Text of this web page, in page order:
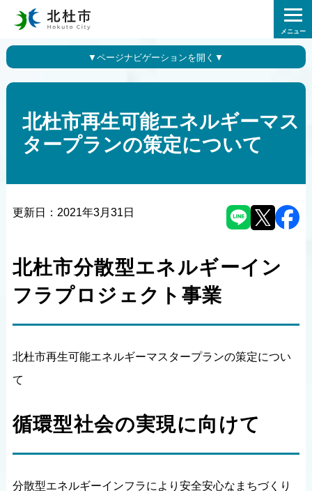
メニュー
北杜市再生可能エネルギーマス
タープランの策定について
更新日： 2021年3月31日
北杜市分散型エネルギーイン
フラプロジェクト事業
北杜市再生可能エネルギーマスタープランの策定につい
て
循環型社会の実現に向けて
分散型エネルギーインフラにより安全安心なまちづくり